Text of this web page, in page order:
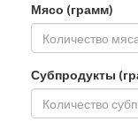
Мясо (грамм)
Субпродукты